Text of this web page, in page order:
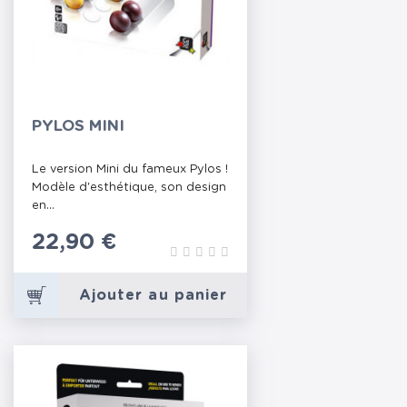
PYLOS MINI
Le version Mini du fameux Pylos !
Modèle d'esthétique, son design
en...
Prix
22,90 €
Ajouter au panier